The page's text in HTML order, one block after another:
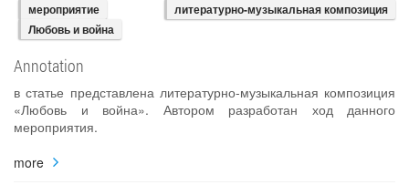
мероприятие
литературно-музыкальная композиция
Любовь и война
Annotation
в статье представлена литературно-музыкальная композиция
«Любовь и война». Автором разработан ход данного
мероприятия.
more